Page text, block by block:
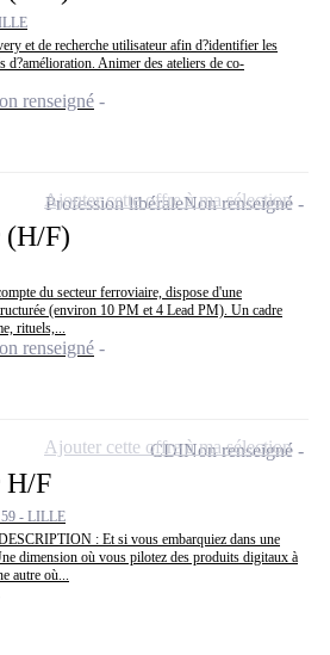
et de recherche utilisateur afin d?identifier les
d?amélioration. Animer des ateliers de co-
renseigné
(H/F)
du secteur ferroviaire, dispose d'une
(environ 10 PM et 4 Lead PM). Un cadre
rituels,...
renseigné
Profession libéraleNon renseigné
Ajouter cette offre à ma sélection
H/F
59 - LILLE
: Et si vous embarquiez dans une
dimension où vous pilotez des produits digitaux à
autre où...
CDINon renseigné
Ajouter cette offre à ma sélection